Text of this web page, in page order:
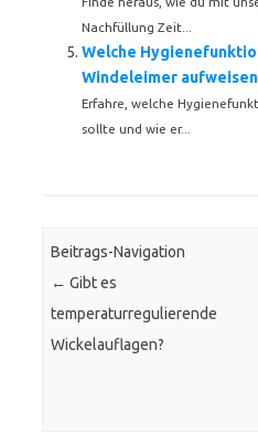
Nachfüllung Zeit...
Welche
Windeleimer
Erfahre, welche
sollte und wie er...
Beitrags-Navigation
← Gibt es
temperaturregulierende
Wickelauflagen?